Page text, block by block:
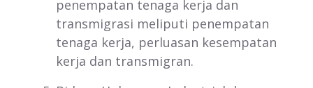
penempatan tenaga kerja dan
transmigrasi meliputi penempatan
tenaga kerja, perluasan kesempatan
kerja dan transmigran.